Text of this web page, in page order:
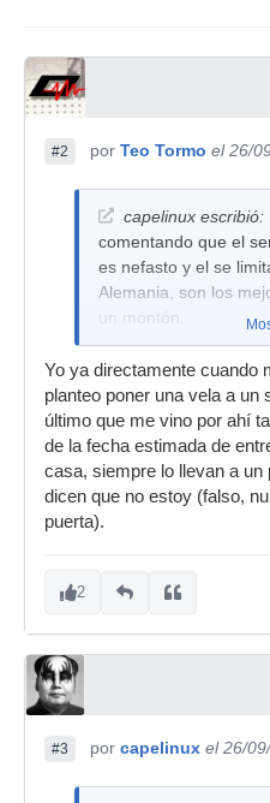
#2 por Teo Tormo el 26/
capelinux escribió:
comentando que el
es nefasto y el se
Alemania, son los
un montón.
Yo ya directamente cuando
planteo poner una vela a un
último que me vino por ahí
de la fecha estimada de
casa, siempre lo llevan a un
dicen que no estoy (falso,
puerta).
2
#3 por capelinux el 26/